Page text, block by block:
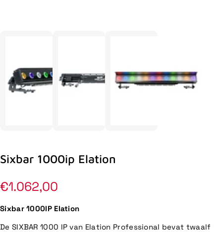
Sixbar 1000ip Elation
Normale
prijs
€1.062,00
Sixbar 1000IP Elation
De SIXBAR 1000 IP van Elation Professional bevat twaalf